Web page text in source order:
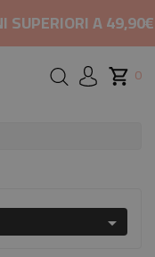
SUPERIORI A 49,90€
0
